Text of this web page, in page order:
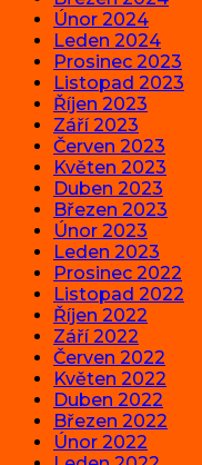
Únor 2024
Leden 2024
Prosinec 2023
Listopad 2023
Říjen 2023
Září 2023
Červen 2023
Květen 2023
Duben 2023
Březen 2023
Únor 2023
Leden 2023
Prosinec 2022
Listopad 2022
Říjen 2022
Září 2022
Červen 2022
Květen 2022
Duben 2022
Březen 2022
Únor 2022